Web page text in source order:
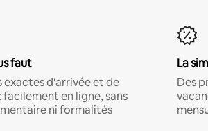
faut
exactes d'arrivée et de
en ligne, sans
ni formalités
La
Des